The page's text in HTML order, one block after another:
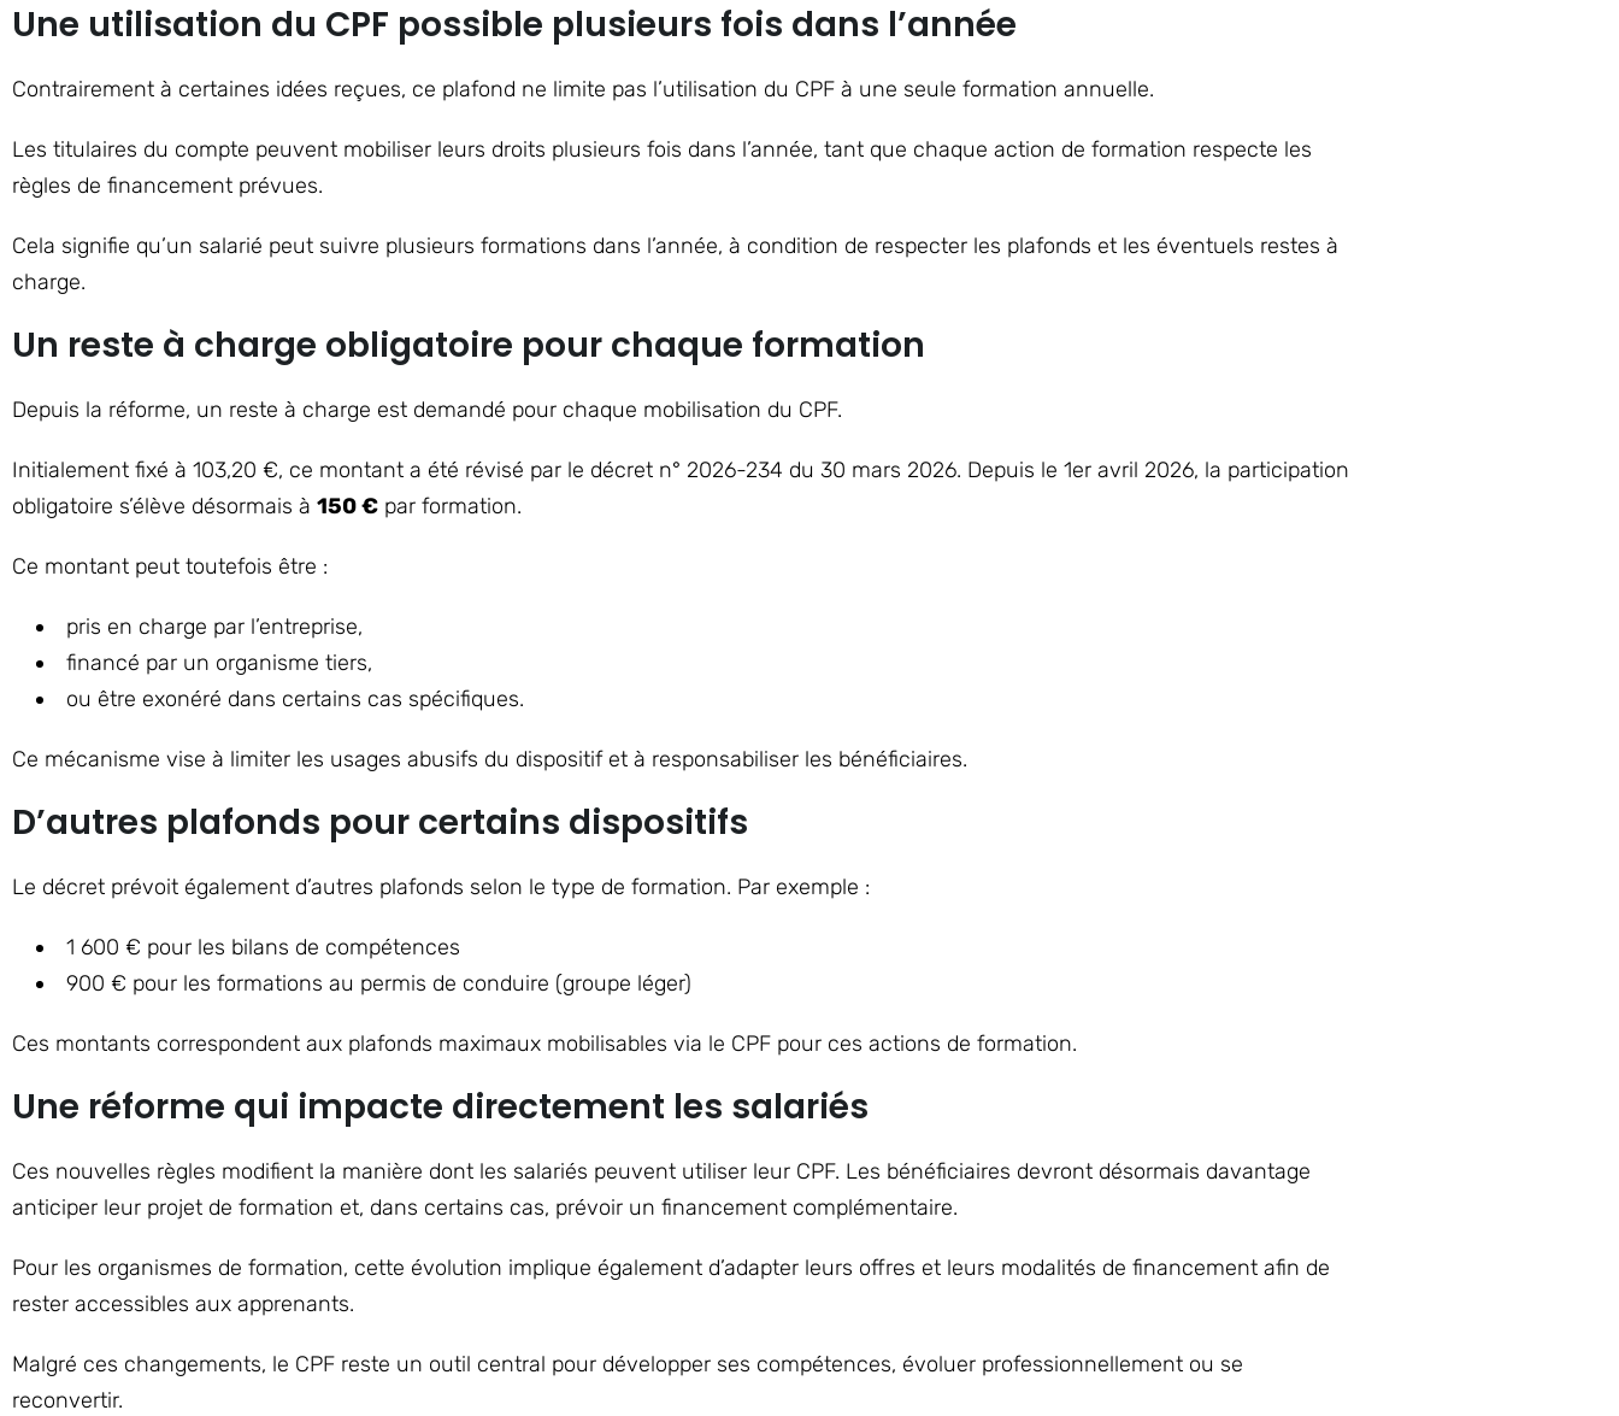
Une utilisation du CPF possible plusieurs fois dans l’année
Contrairement à certaines idées reçues, ce plafond ne limite pas l’utilisation du CPF à une seule formation annuelle.
Les titulaires du compte peuvent mobiliser leurs droits plusieurs fois dans l’année, tant que chaque action de formation respecte les
règles de financement prévues.
Cela signifie qu’un salarié peut suivre plusieurs formations dans l’année, à condition de respecter les plafonds et les éventuels restes à
charge.
Un reste à charge obligatoire pour chaque formation
Depuis la réforme, un reste à charge est demandé pour chaque mobilisation du CPF.
Initialement fixé à 103,20 €, ce montant a été révisé par le décret n° 2026-234 du 30 mars 2026. Depuis le 1er avril 2026, la participation
obligatoire s’élève désormais à 150 € par formation.
Ce montant peut toutefois être :
pris en charge par l’entreprise,
financé par un organisme tiers,
ou être exonéré dans certains cas spécifiques.
Ce mécanisme vise à limiter les usages abusifs du dispositif et à responsabiliser les bénéficiaires.
D’autres plafonds pour certains dispositifs
Le décret prévoit également d’autres plafonds selon le type de formation. Par exemple :
1 600 € pour les bilans de compétences
900 € pour les formations au permis de conduire (groupe léger)
Ces montants correspondent aux plafonds maximaux mobilisables via le CPF pour ces actions de formation.
Une réforme qui impacte directement les salariés
Ces nouvelles règles modifient la manière dont les salariés peuvent utiliser leur CPF. Les bénéficiaires devront désormais davantage
anticiper leur projet de formation et, dans certains cas, prévoir un financement complémentaire.
Pour les organismes de formation, cette évolution implique également d’adapter leurs offres et leurs modalités de financement afin de
rester accessibles aux apprenants.
Malgré ces changements, le CPF reste un outil central pour développer ses compétences, évoluer professionnellement ou se
reconvertir.